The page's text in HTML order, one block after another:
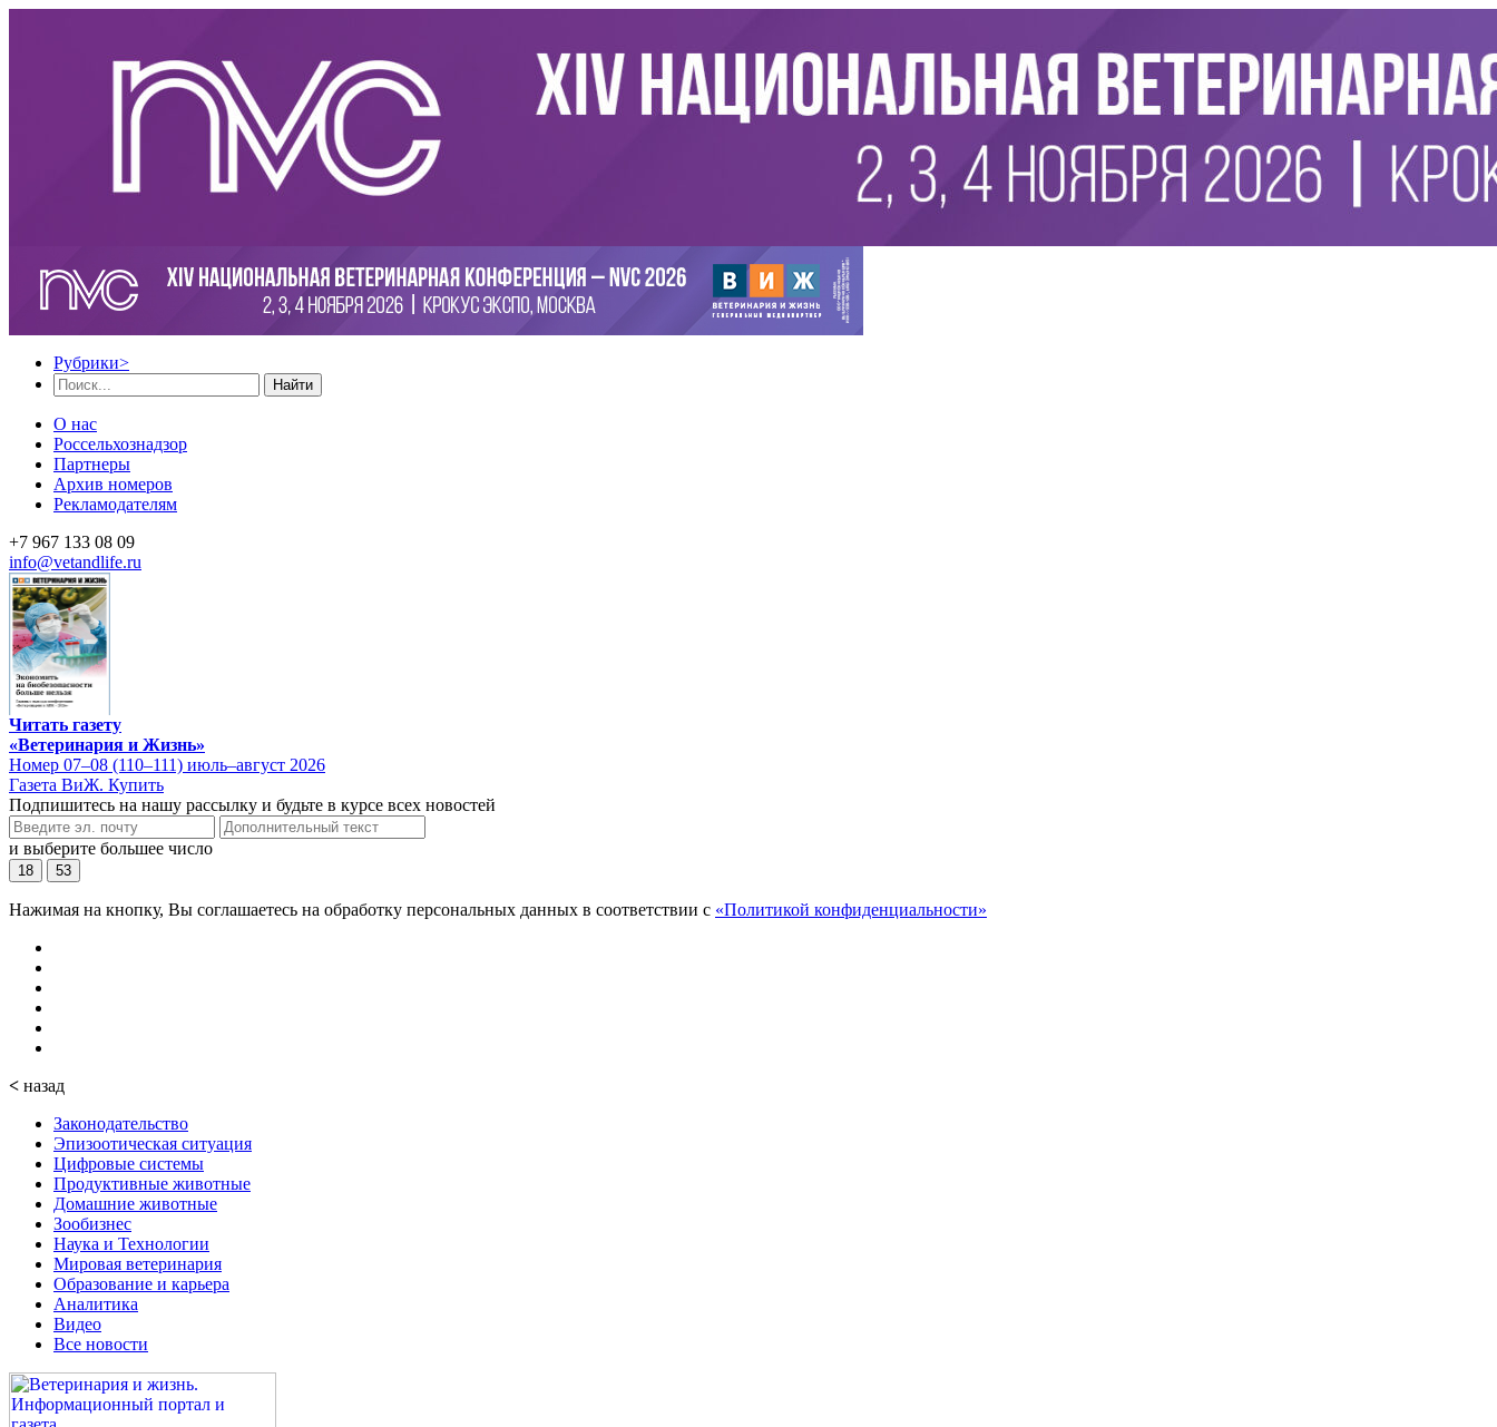
Рубрики>
Найти
О нас
Россельхознадзор
Партнеры
Архив номеров
Рекламодателям
+7 967 133 08 09
info@vetandlife.ru
Читать газету
«Ветеринария и Жизнь»
Номер 07–08 (110–111) июль–август 2026
Газета ВиЖ. Купить
Подпишитесь на нашу рассылку и будьте в курсе всех новостей
и выберите большее число
18 53
Нажимая на кнопку, Вы соглашаетесь на обработку персональных данных в соответствии с «Политикой конфиденциальности»
< назад
Законодательство
Эпизоотическая ситуация
Цифровые системы
Продуктивные животные
Домашние животные
Зообизнес
Наука и Технологии
Мировая ветеринария
Образование и карьера
Аналитика
Видео
Все новости